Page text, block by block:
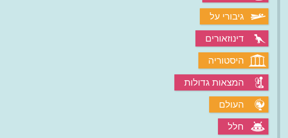
גיבורי על
דינוזאורים
היסטוריה
המצאות גדולות
העולם
חלל